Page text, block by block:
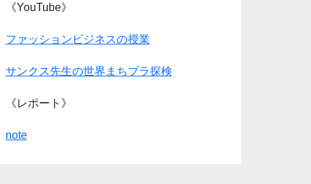
《YouTube》
ファッションビジネスの授業
サンクス先生の世界まちブラ探検
《レポート》
note